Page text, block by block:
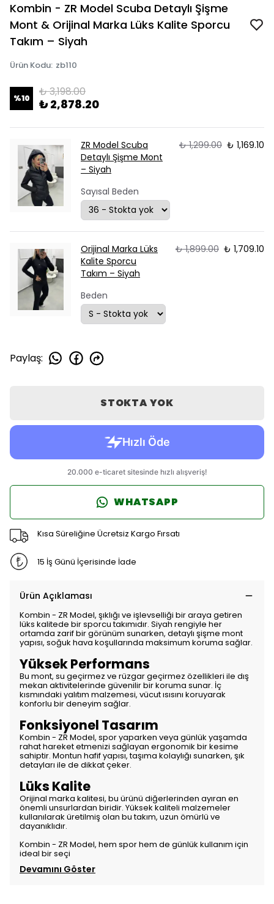
Kombin - ZR Model Scuba Detaylı Şişme
Mont & Orijinal Marka Lüks Kalite Sporcu
Takım – Siyah
Ürün Kodu: zb110
%10 ₺ 3,198.00
₺ 2,878.20
ZR Model Scuba
Detaylı Şişme Mont
– Siyah
₺ 1,299.00 ₺ 1,169.10
Sayısal Beden
Orijinal Marka Lüks
Kalite Sporcu
Takım – Siyah
₺ 1,899.00 ₺ 1,709.10
Beden
Paylaş:
STOKTA YOK
WHATSAPP
Kısa Süreliğine Ücretsiz Kargo Fırsatı
15 İş Günü İçerisinde İade
Ürün Açıklaması
Kombin - ZR Model, şıklığı ve işlevselliği bir araya getiren
lüks kalitede bir sporcu takımıdır. Siyah rengiyle her
ortamda zarif bir görünüm sunarken, detaylı şişme mont
yapısı, soğuk hava koşullarında maksimum koruma sağlar.
Yüksek Performans
Bu mont, su geçirmez ve rüzgar geçirmez özellikleri ile dış
mekan aktivitelerinde güvenilir bir koruma sunar. İç
kısmındaki yalıtım malzemesi, vücut ısısını koruyarak
konforlu bir deneyim sağlar.
Fonksiyonel Tasarım
Kombin - ZR Model, spor yaparken veya günlük yaşamda
rahat hareket etmenizi sağlayan ergonomik bir kesime
sahiptir. Montun hafif yapısı, taşıma kolaylığı sunarken, şık
detayları ile de dikkat çeker.
Lüks Kalite
Orijinal marka kalitesi, bu ürünü diğerlerinden ayıran en
önemli unsurlardan biridir. Yüksek kaliteli malzemeler
kullanılarak üretilmiş olan bu takım, uzun ömürlü ve
dayanıklıdır.
Kombin - ZR Model, hem spor hem de günlük kullanım için
ideal bir seçi
Devamını Göster